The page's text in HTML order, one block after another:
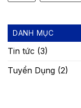
DANH MỤC
Tin tức (3)
Tuyển Dụng (2)